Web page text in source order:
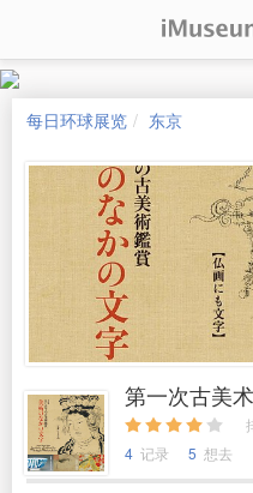
每日环球展览 东京
第一次古美
4 记录 5 想去